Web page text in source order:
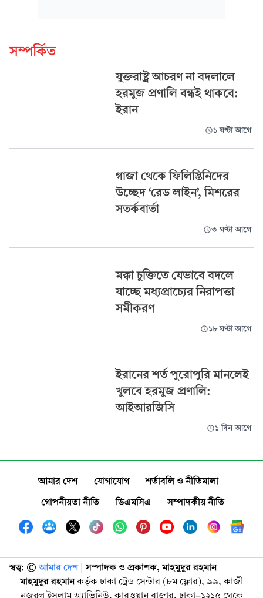
সম্পর্কিত
যুক্তরাষ্ট্র আচরণ না বদলালে
হরমুজ প্রণালি বন্ধই থাকবে:
ইরান
১ ঘণ্টা আগে
গাজা থেকে ফিলিস্তিনিদের
উচ্ছেদ ‘রেড লাইন’, মিশরের
সতর্কবার্তা
৩ ঘণ্টা আগে
মক্কা চুক্তিতে যেভাবে বদলে
যাচ্ছে মধ্যপ্রাচ্যের নিরাপত্তা
সমীকরণ
১৮ ঘণ্টা আগে
ইরানের শর্ত পুরোপুরি মানলেই
খুলবে হরমুজ প্রণালি:
আইআরজিসি
১ দিন আগে
আমার দেশ যোগাযোগ
শর্তাবলি ও নীতিমালা
গোপনীয়তা নীতি
ডিএমসিএ সম্পাদকীয় নীতি
স্বত্ব: ©️ আমার দেশ| সম্পাদক ও প্রকাশক, মাহমুদুর রহমান
মাহমুদুর রহমানকর্তৃক ঢাকা ট্রেড সেন্টার (৮ম ফ্লোর), ৯৯, কাজী
নজরুল ইসলাম অ্যাভিনিউ, কারওয়ান বাজার, ঢাকা-১২১৫ থেকে